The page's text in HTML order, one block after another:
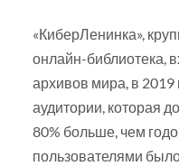
«КиберЛенинка»,
онлайн-библиотека,
архивов мира, в 2019
аудитории, которая
80% больше, чем
пользователями